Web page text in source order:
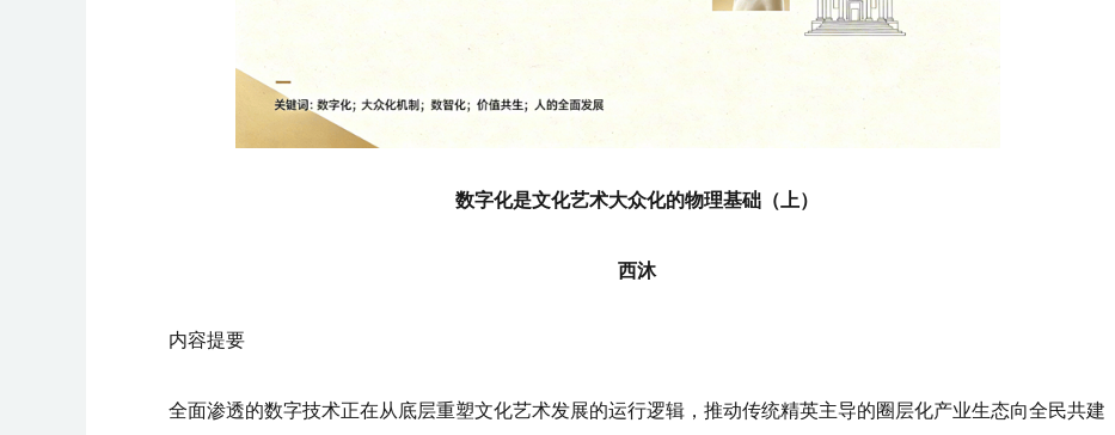
数字化是文化艺术大众化的物理基础（上）
西沐
内容提要
全面渗透的数字技术正在从底层重塑文化艺术发展的运行逻辑，推动传统精英主导的圈层化产业生态向全民共建